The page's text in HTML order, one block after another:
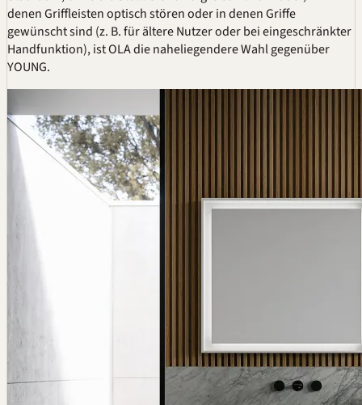
denen Griffleisten optisch stören oder in denen Griffe
gewünscht sind (z. B. für ältere Nutzer oder bei eingeschränkter
Handfunktion), ist OLA die naheliegendere Wahl gegenüber
YOUNG.